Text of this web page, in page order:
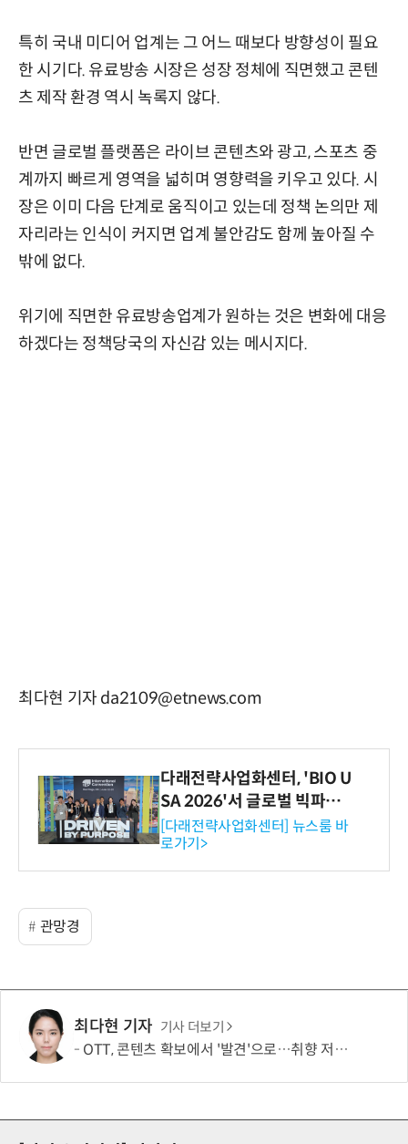
특히 국내 미디어 업계는 그 어느 때보다 방향성이 필요
한 시기다. 유료방송 시장은 성장 정체에 직면했고 콘텐
츠 제작 환경 역시 녹록지 않다.
반면 글로벌 플랫폼은 라이브 콘텐츠와 광고, 스포츠 중
계까지 빠르게 영역을 넓히며 영향력을 키우고 있다. 시
장은 이미 다음 단계로 움직이고 있는데 정책 논의만 제
자리라는 인식이 커지면 업계 불안감도 함께 높아질 수
밖에 없다.
위기에 직면한 유료방송업계가 원하는 것은 변화에 대응
하겠다는 정책당국의 자신감 있는 메시지다.
최다현 기자 da2109@etnews.com
다래전략사업화센터, 'BIO U
SA 2026'서 글로벌 빅파마
와의 비즈니스 미팅 지원…K
-바이오 해외 진출 교두보 확
보
[다래전략사업화센터] 뉴스룸 바
로가기>
관망경
최다현 기자 기사 더보기
OTT, 콘텐츠 확보에서 '발견'으로…취향 저격이 이탈 막는다